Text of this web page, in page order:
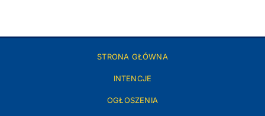
STRONA GŁÓWNA
INTENCJE
OGŁOSZENIA